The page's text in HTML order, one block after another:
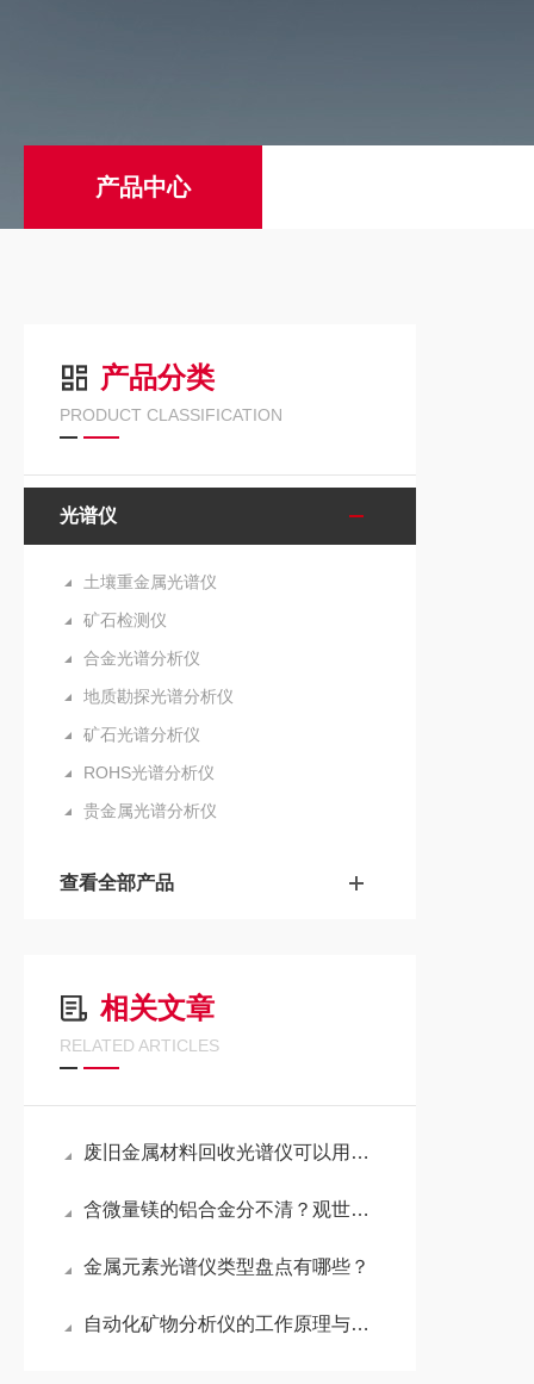
产品中心
产品分类
PRODUCT CLASSIFICATION
光谱仪
土壤重金属光谱仪
矿石检测仪
合金光谱分析仪
地质勘探光谱分析仪
矿石光谱分析仪
ROHS光谱分析仪
贵金属光谱分析仪
查看全部产品
相关文章
RELATED ARTICLES
废旧金属材料回收光谱仪可以用来做什么？——品质观世科技
含微量镁的铝合金分不清？观世科技手持合金光谱分析仪如何搞定？
金属元素光谱仪类型盘点有哪些？
自动化矿物分析仪的工作原理与技术优势